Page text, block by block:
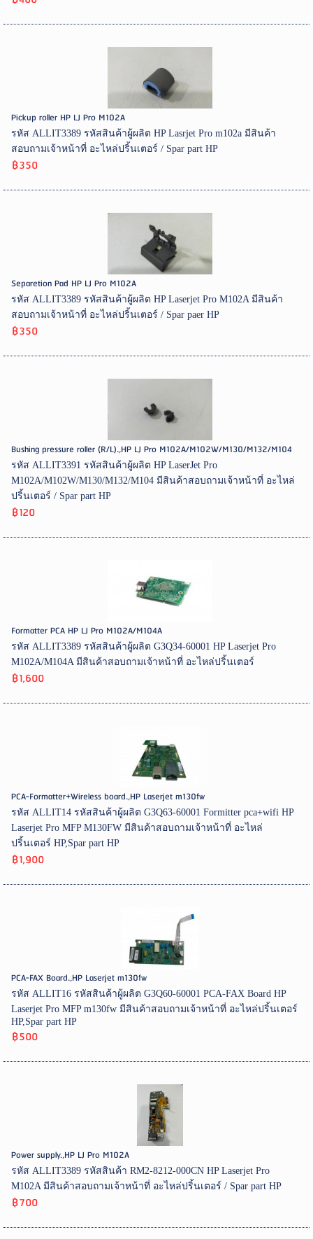
Pickup roller HP LJ Pro M102A
รหัส ALLIT3389 รหัสสินค้าผู้ผลิต HP Lasrjet Pro m102a มีสินค้า
สอบถามเจ้าหน้าที่ อะไหล่ปริ้นเตอร์ / Spar part HP
฿350
Separetion Pad HP LJ Pro M102A
รหัส ALLIT3389 รหัสสินค้าผู้ผลิต HP Laserjet Pro M102A มีสินค้า
สอบถามเจ้าหน้าที่ อะไหล่ปริ้นเตอร์ / Spar paer HP
฿350
Bushing pressure roller (R/L).,HP LJ Pro M102A/M102W/M130/M132/M104
รหัส ALLIT3391 รหัสสินค้าผู้ผลิต HP LaserJet Pro
M102A/M102W/M130/M132/M104 มีสินค้าสอบถามเจ้าหน้าที่ อะไหล่
ปริ้นเตอร์ / Spar part HP
฿120
Formatter PCA HP LJ Pro M102A/M104A
รหัส ALLIT3389 รหัสสินค้าผู้ผลิต G3Q34-60001 HP Laserjet Pro
M102A/M104A มีสินค้าสอบถามเจ้าหน้าที่ อะไหล่ปริ้นเตอร์
฿1,600
PCA-Formatter+Wireless board.,HP Laserjet m130fw
รหัส ALLIT14 รหัสสินค้าผู้ผลิต G3Q63-60001 Formitter pca+wifi HP
Laserjet Pro MFP M130FW มีสินค้าสอบถามเจ้าหน้าที่ อะไหล่
ปริ้นเตอร์ HP,Spar part HP
฿1,900
PCA-FAX Board.,HP Laserjet m130fw
รหัส ALLIT16 รหัสสินค้าผู้ผลิต G3Q60-60001 PCA-FAX Board HP
Laserjet Pro MFP m130fw มีสินค้าสอบถามเจ้าหน้าที่ อะไหล่ปริ้นเตอร์
HP,Spar part HP
฿500
Power supply.,HP LJ Pro M102A
รหัส ALLIT3389 รหัสสินค้า RM2-8212-000CN HP Laserjet Pro
M102A มีสินค้าสอบถามเจ้าหน้าที่ อะไหล่ปริ้นเตอร์ / Spar part HP
฿700